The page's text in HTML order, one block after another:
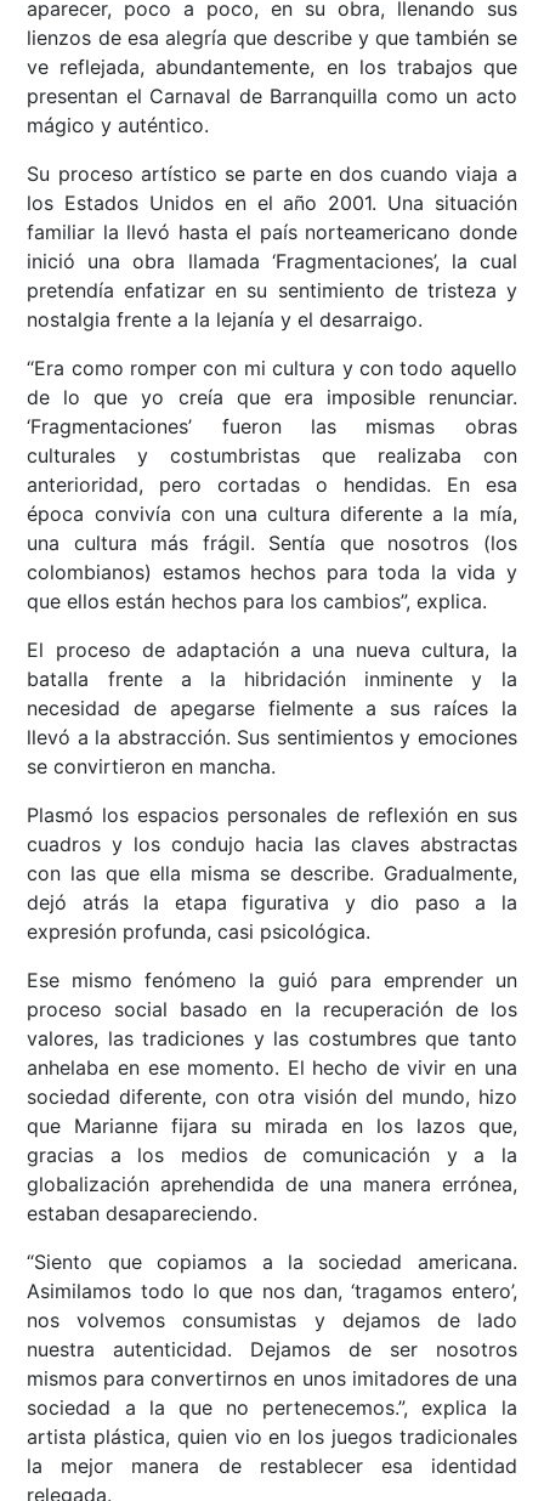
aparecer, poco a poco, en su obra, llenando sus
lienzos de esa alegría que describe y que también se
ve reflejada, abundantemente, en los trabajos que
presentan el Carnaval de Barranquilla como un acto
mágico y auténtico.
Su proceso artístico se parte en dos cuando viaja a
los Estados Unidos en el año 2001. Una situación
familiar la llevó hasta el país norteamericano donde
inició una obra llamada ‘Fragmentaciones’, la cual
pretendía enfatizar en su sentimiento de tristeza y
nostalgia frente a la lejanía y el desarraigo.
“Era como romper con mi cultura y con todo aquello
de lo que yo creía que era imposible renunciar.
‘Fragmentaciones’ fueron las mismas obras
culturales y costumbristas que realizaba con
anterioridad, pero cortadas o hendidas. En esa
época convivía con una cultura diferente a la mía,
una cultura más frágil. Sentía que nosotros (los
colombianos) estamos hechos para toda la vida y
que ellos están hechos para los cambios”, explica.
El proceso de adaptación a una nueva cultura, la
batalla frente a la hibridación inminente y la
necesidad de apegarse fielmente a sus raíces la
llevó a la abstracción. Sus sentimientos y emociones
se convirtieron en mancha.
Plasmó los espacios personales de reflexión en sus
cuadros y los condujo hacia las claves abstractas
con las que ella misma se describe. Gradualmente,
dejó atrás la etapa figurativa y dio paso a la
expresión profunda, casi psicológica.
Ese mismo fenómeno la guió para emprender un
proceso social basado en la recuperación de los
valores, las tradiciones y las costumbres que tanto
anhelaba en ese momento. El hecho de vivir en una
sociedad diferente, con otra visión del mundo, hizo
que Marianne fijara su mirada en los lazos que,
gracias a los medios de comunicación y a la
globalización aprehendida de una manera errónea,
estaban desapareciendo.
“Siento que copiamos a la sociedad americana.
Asimilamos todo lo que nos dan, ‘tragamos entero’,
nos volvemos consumistas y dejamos de lado
nuestra autenticidad. Dejamos de ser nosotros
mismos para convertirnos en unos imitadores de una
sociedad a la que no pertenecemos.”, explica la
artista plástica, quien vio en los juegos tradicionales
la mejor manera de restablecer esa identidad
relegada.